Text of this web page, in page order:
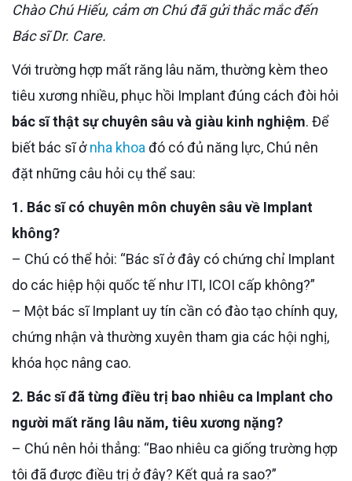
Chào Chú Hiếu, cảm ơn Chú đã gửi thắc mắc đến
Bác sĩ Dr. Care.
Với trường hợp mất răng lâu năm, thường kèm theo
tiêu xương nhiều, phục hồi Implant đúng cách đòi hỏi
bác sĩ thật sự chuyên sâu và giàu kinh nghiệm. Để
biết bác sĩ ởnha khoa đó có đủ năng lực, Chú nên
đặt những câu hỏi cụ thể sau:
1. Bác sĩ có chuyên môn chuyên sâu về Implant
không?
– Chú có thể hỏi: “Bác sĩ ở đây có chứng chỉ Implant
do các hiệp hội quốc tế như ITI, ICOI cấp không?”
– Một bác sĩ Implant uy tín cần có đào tạo chính quy,
chứng nhận và thường xuyên tham gia các hội nghị,
khóa học nâng cao.
2. Bác sĩ đã từng điều trị bao nhiêu ca Implant cho
người mất răng lâu năm, tiêu xương nặng?
– Chú nên hỏi thẳng: “Bao nhiêu ca giống trường hợp
tôi đã được điều trị ở đây? Kết quả ra sao?”